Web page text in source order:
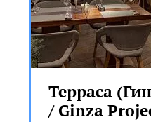
Терраса
/ Ginza